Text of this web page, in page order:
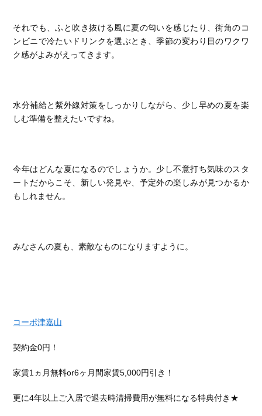
それでも、ふと吹き抜ける風に夏の匂いを感じたり、街角のコ
ンビニで冷たいドリンクを選ぶとき、季節の変わり目のワクワ
ク感がよみがえってきます。
水分補給と紫外線対策をしっかりしながら、少し早めの夏を楽
しむ準備を整えたいですね。
今年はどんな夏になるのでしょうか。少し不意打ち気味のスタ
ートだからこそ、新しい発見や、予定外の楽しみが見つかるか
もしれません。
みなさんの夏も、素敵なものになりますように。
コーポ津嘉山
契約金0円！
家賃1ヵ月無料or6ヶ月間家賃5,000円引き！
更に4年以上ご入居で退去時清掃費用が無料になる特典付き★